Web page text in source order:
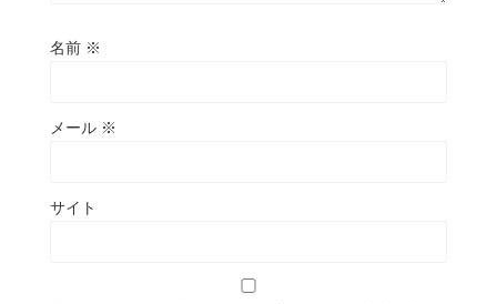
名前 ※
メール ※
サイト